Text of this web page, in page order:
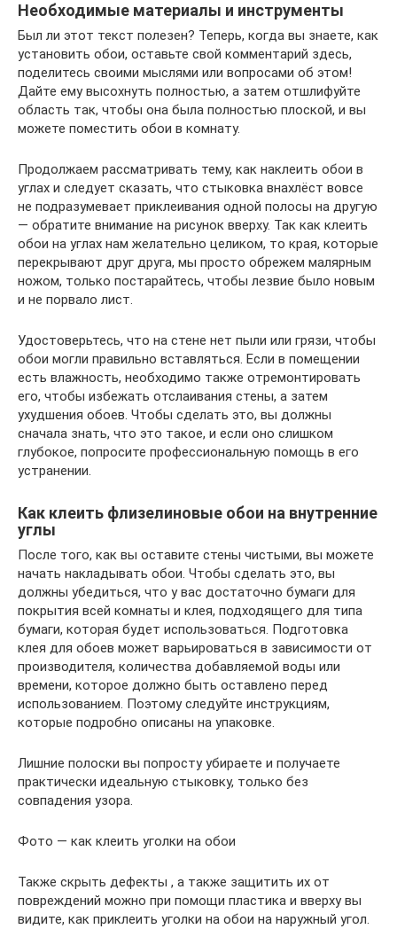
Необходимые материалы и инструменты
Был ли этот текст полезен? Теперь, когда вы знаете, как
установить обои, оставьте свой комментарий здесь,
поделитесь своими мыслями или вопросами об этом!
Дайте ему высохнуть полностью, а затем отшлифуйте
область так, чтобы она была полностью плоской, и вы
можете поместить обои в комнату.
Продолжаем рассматривать тему, как наклеить обои в
углах и следует сказать, что стыковка внахлёст вовсе
не подразумевает приклеивания одной полосы на другую
— обратите внимание на рисунок вверху. Так как клеить
обои на углах нам желательно целиком, то края, которые
перекрывают друг друга, мы просто обрежем малярным
ножом, только постарайтесь, чтобы лезвие было новым
и не порвало лист.
Удостоверьтесь, что на стене нет пыли или грязи, чтобы
обои могли правильно вставляться. Если в помещении
есть влажность, необходимо также отремонтировать
его, чтобы избежать отслаивания стены, а затем
ухудшения обоев. Чтобы сделать это, вы должны
сначала знать, что это такое, и если оно слишком
глубокое, попросите профессиональную помощь в его
устранении.
Как клеить флизелиновые обои на внутренние
углы
После того, как вы оставите стены чистыми, вы можете
начать накладывать обои. Чтобы сделать это, вы
должны убедиться, что у вас достаточно бумаги для
покрытия всей комнаты и клея, подходящего для типа
бумаги, которая будет использоваться. Подготовка
клея для обоев может варьироваться в зависимости от
производителя, количества добавляемой воды или
времени, которое должно быть оставлено перед
использованием. Поэтому следуйте инструкциям,
которые подробно описаны на упаковке.
Лишние полоски вы попросту убираете и получаете
практически идеальную стыковку, только без
совпадения узора.
Фото — как клеить уголки на обои
Также скрыть дефекты , а также защитить их от
повреждений можно при помощи пластика и вверху вы
видите, как приклеить уголки на обои на наружный угол.